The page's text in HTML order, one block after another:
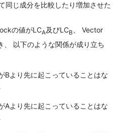
同じ成分を比較したり増加させた
の値がLCA及びLCB
、 Vector
、 以下のような関係が成り立ち
Bより先に起こっていることはな
Aより先に起こっていることはな